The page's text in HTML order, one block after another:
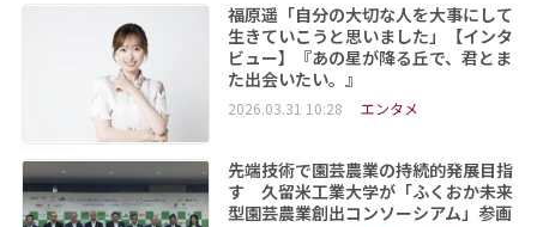
福原遥「自分の大切な人を大事にして
生きていこうと思いました」【インタ
ビュー】『あの星が降る丘で、君とま
た出会いたい。』
2026.03.31 10:28 エンタメ
先端技術で園芸農業の持続的発展目指
す 久留米工業大学が「ふくおか未来
型園芸農業創出コンソーシアム」参画